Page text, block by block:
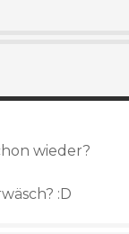
wieder?
:D